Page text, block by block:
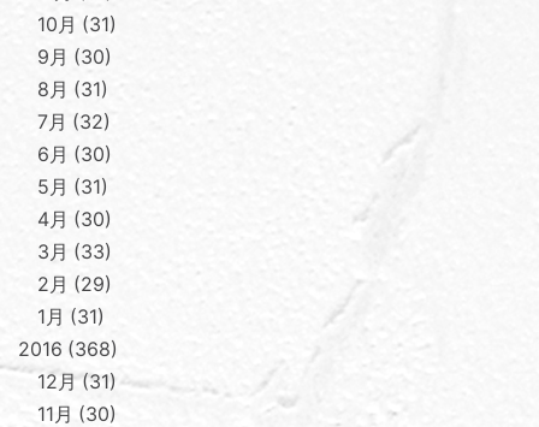
10月
31
9月
30
8月
31
7月
32
6月
30
5月
31
4月
30
3月
33
2月
29
1月
31
2016 368
12月 31
11月
30